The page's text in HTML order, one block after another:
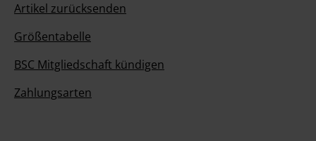
Artikel zurücksenden
Größentabelle
BSC Mitgliedschaft kündigen
Zahlungsarten